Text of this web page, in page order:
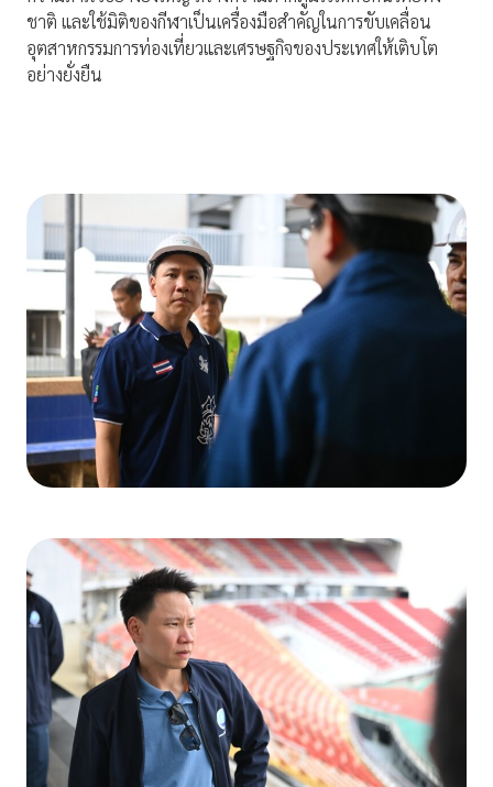
ชาติ และใช้มิติของกีฬาเป็นเครื่องมือสำคัญในการขับเคลื่อน
อุตสาหกรรมการท่องเที่ยวและเศรษฐกิจของประเทศให้เติบโต
อย่างยั่งยืน